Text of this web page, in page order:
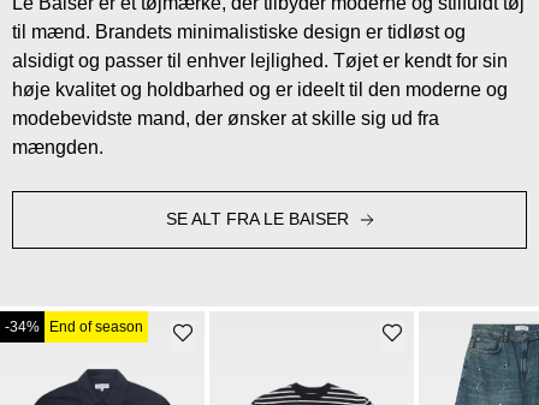
til mænd. Brandets minimalistiske design er tidløst og
alsidigt og passer til enhver lejlighed. Tøjet er kendt for sin
høje kvalitet og holdbarhed og er ideelt til den moderne og
modebevidste mand, der ønsker at skille sig ud fra
mængden.
SE ALT FRA LE BAISER
-34% End of season